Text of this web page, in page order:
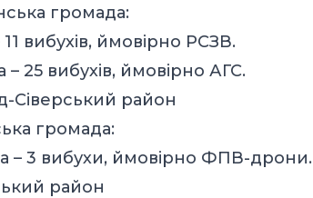
громада:
11 вибухів, ймовірно РСЗВ.
– 25 вибухів, ймовірно АГС.
Сіверський район
громада:
– 3 вибухи, ймовірно ФПВ-дрони.
район